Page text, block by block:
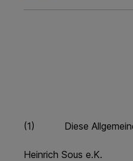
(1) Diese Allgemeinen
Heinrich Sous e.K.